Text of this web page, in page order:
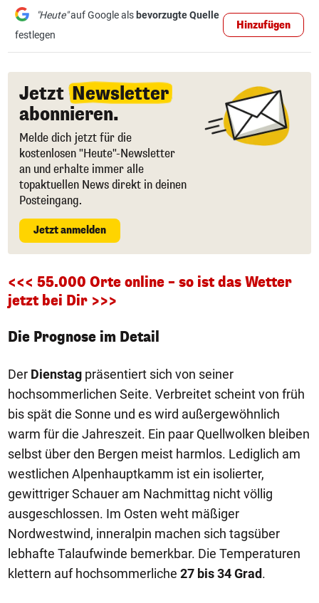
"Heute"auf Google als bevorzugte Quelle
festlegen
Hinzufügen
Jetzt Newsletter
abonnieren.
Melde dich jetzt für die
kostenlosen "Heute"-Newsletter
an und erhalte immer alle
topaktuellen News direkt in deinen
Posteingang.
Jetzt anmelden
<<< 55.000 Orte online – so ist das Wetter
jetzt bei Dir >>>
Die Prognose im Detail
Der Dienstag präsentiert sich von seiner
hochsommerlichen Seite. Verbreitet scheint von früh
bis spät die Sonne und es wird außergewöhnlich
warm für die Jahreszeit. Ein paar Quellwolken bleiben
selbst über den Bergen meist harmlos. Lediglich am
westlichen Alpenhauptkamm ist ein isolierter,
gewittriger Schauer am Nachmittag nicht völlig
ausgeschlossen. Im Osten weht mäßiger
Nordwestwind, inneralpin machen sich tagsüber
lebhafte Talaufwinde bemerkbar. Die Temperaturen
klettern auf hochsommerliche 27 bis 34 Grad.